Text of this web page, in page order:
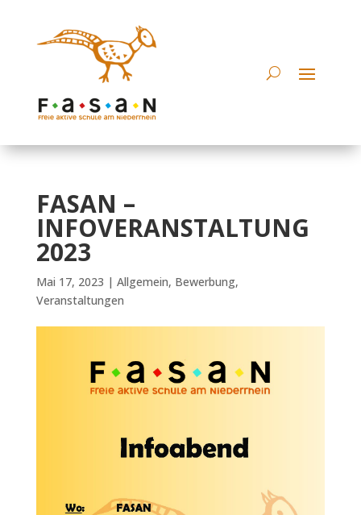
FASAN –
INFOVERANSTALTUNG
2023
Mai 17, 2023 | Allgemein, Bewerbung,
Veranstaltungen